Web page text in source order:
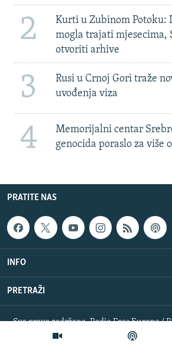
2
Kurti u Zubinom Potoku:
mogla trajati mjesecima,
otvoriti arhive
3
Rusi u Crnoj Gori traže
uvođenja viza
4
Memorijalni centar
genocida poraslo za više
PRATITE NAS
INFO
PRETRAŽI
Sva prava zadržana. Radio Free Europe /
RFE/RL, Inc.